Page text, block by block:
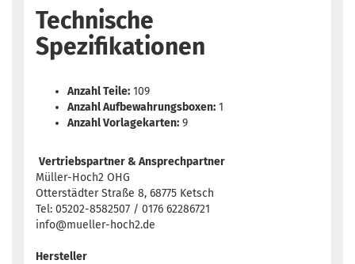
Technische
Spezifikationen
Anzahl Teile: 109
Anzahl Aufbewahrungsboxen: 1
Anzahl Vorlagekarten: 9
Vertriebspartner & Ansprechpartner
Müller-Hoch2 OHG
Otterstädter Straße 8, 68775 Ketsch
Tel: 05202-8582507 / 0176 62286721
info@mueller-hoch2.de
Hersteller